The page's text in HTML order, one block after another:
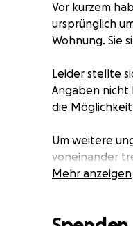
Vor kurzem
ursprünglich
Wohnung. Sie
Leider stellte
Angaben nicht
die
Um weitere
voneinander
getrennte
durchgeführt
Mehr anzeigen